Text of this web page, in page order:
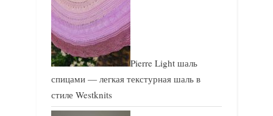
Pierre Light шаль
спицами — легкая текстурная шаль в
стиле Westknits